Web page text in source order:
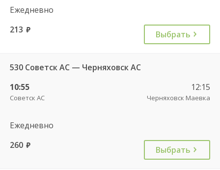
Ежедневно
213 руб. Выбрать
530 Советск АС — Черняховск АС
10:55
Советск АС
12:15
Черняховск Маевка
Ежедневно
260 руб. Выбрать